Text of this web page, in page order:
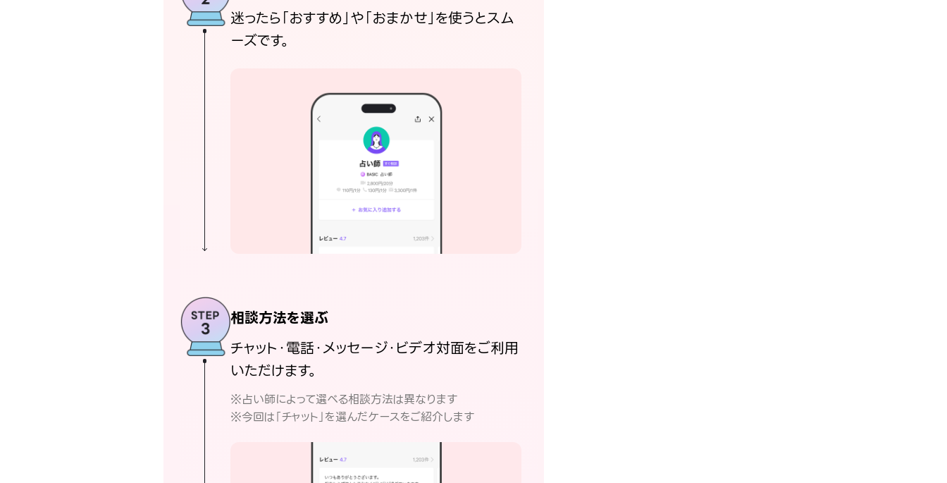
迷ったら「おすすめ」や「おまかせ」を使うとスム
ーズです。
相談方法を選ぶ
チャット・電話・メッセージ・ビデオ対面をご利用
いただけます。
※占い師によって選べる相談方法は異なります
※今回は「チャット」を選んだケースをご紹介します